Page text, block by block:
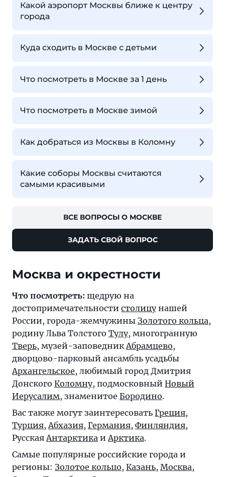
Какой аэропорт Москвы ближе к центру
города
Куда сходить в Москве с детьми
Что посмотреть в Москве за 1 день
Что посмотреть в Москве зимой
Как добраться из Москвы в Коломну
Какие соборы Москвы считаются
самыми красивыми
ВСЕ ВОПРОСЫ О МОСКВЕ
ЗАДАТЬ СВОЙ ВОПРОС
Москва и окрестности
Что посмотреть: щедрую на
достопримечательности столицунашей
России, города-жемчужины Золотого кольца,
родину Льва Толстого Тулу, многогранную
Тверь, музей-заповедник Абрамцево,
дворцово-парковый ансамбль усадьбы
Архангельское, любимый город Дмитрия
Донского Коломну, подмосковный Новый
Иерусалим, знаменитое Бородино.
Вас также могут заинтересовать Греция,
Турция, Абхазия, Германия, Финляндия,
Русская Антарктика и Арктика.
Самые популярные российские города и
регионы: Золотое кольцо, Казань, Москва,